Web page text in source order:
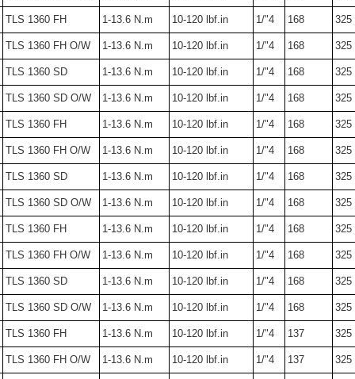
TLS 1360 FH 1-13.6 N.m 10-120 lbf.in 1/"4 168 325
TLS 1360 FH O/W 1-13.6 N.m 10-120 lbf.in 1/"4 168 325
TLS 1360 SD 1-13.6 N.m 10-120 lbf.in 1/"4 168 325
TLS 1360 SD O/W 1-13.6 N.m 10-120 lbf.in 1/"4 168 325
TLS 1360 FH 1-13.6 N.m 10-120 lbf.in 1/"4 168 325
TLS 1360 FH O/W 1-13.6 N.m 10-120 lbf.in 1/"4 168 325
TLS 1360 SD 1-13.6 N.m 10-120 lbf.in 1/"4 168 325
TLS 1360 SD O/W 1-13.6 N.m 10-120 lbf.in 1/"4 168 325
TLS 1360 FH 1-13.6 N.m 10-120 lbf.in 1/"4 168 325
TLS 1360 FH O/W 1-13.6 N.m 10-120 lbf.in 1/"4 168 325
TLS 1360 SD 1-13.6 N.m 10-120 lbf.in 1/"4 168 325
TLS 1360 SD O/W 1-13.6 N.m 10-120 lbf.in 1/"4 168 325
TLS 1360 FH 1-13.6 N.m 10-120 lbf.in 1/"4 137 325
TLS 1360 FH O/W 1-13.6 N.m 10-120 lbf.in 1/"4 137 325